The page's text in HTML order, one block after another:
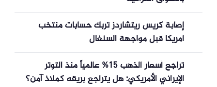
إصابة كريس ريتشاردز تربك حسابات منتخب
أمريكا قبل مواجهة السنغال
تراجع أسعار الذهب 15% عالمياً منذ التوتر
الإيراني الأمريكي: هل يتراجع بريقه كملاذ آمن؟